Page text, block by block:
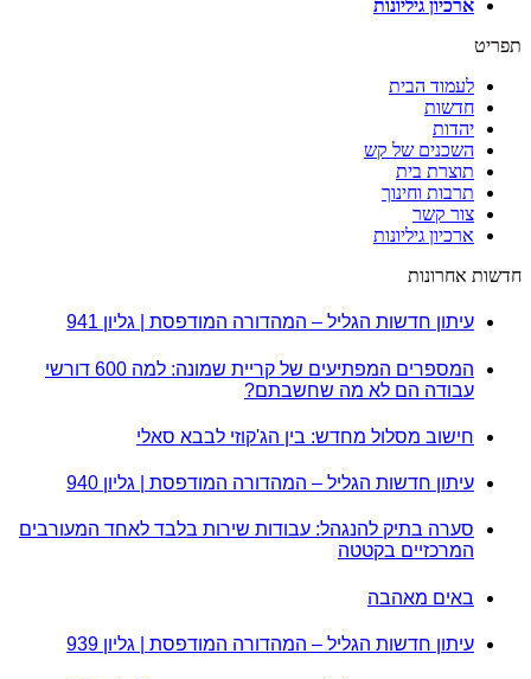
ארכיון גיליונות
תפריט
לעמוד הבית
חדשות
יהדות
השכנים של קש
תוצרת בית
תרבות וחינוך
צור קשר
ארכיון גיליונות
חדשות אחרונות
עיתון חדשות הגליל – המהדורה המודפסת | גליון 941
המספרים המפתיעים של קריית שמונה: למה 600 דורשי
עבודה הם לא מה שחשבתם?
חישוב מסלול מחדש: בין הג'קוזי לבבא סאלי
עיתון חדשות הגליל – המהדורה המודפסת | גליון 940
סערה בתיק להנגהל: עבודות שירות בלבד לאחד המעורבים
המרכזיים בקטטה
באים מאהבה
עיתון חדשות הגליל – המהדורה המודפסת | גליון 939